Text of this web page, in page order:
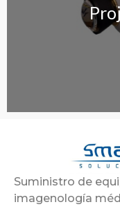
Suministro de
imagenología